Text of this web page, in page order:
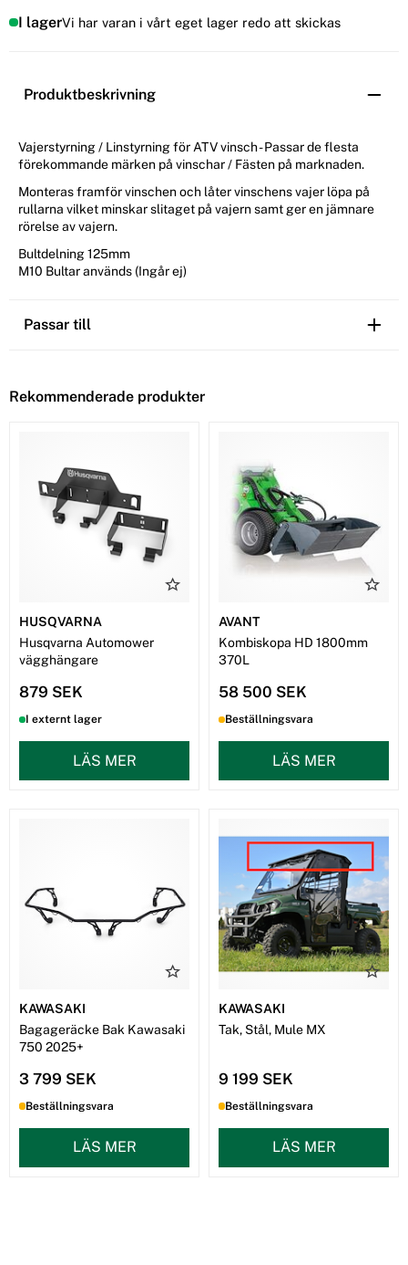
I lagerVi har varan i vårt eget lager redo att skickas
Produktbeskrivning
Vajerstyrning / Linstyrning för ATV vinsch - Passar de flesta
förekommande märken på vinschar / Fästen på marknaden.
Monteras framför vinschen och låter vinschens vajer löpa på
rullarna vilket minskar slitaget på vajern samt ger en jämnare
rörelse av vajern.
Bultdelning 125mm
M10 Bultar används (Ingår ej)
Passar till
Rekommenderade produkter
HUSQVARNA
Husqvarna Automower
vägghängare
879 SEK
I externt lager
LÄS MER
AVANT
Kombiskopa HD 1800mm
370L
58 500 SEK
Beställningsvara
LÄS MER
KAWASAKI
Bagageräcke Bak Kawasaki
750 2025+
3 799 SEK
Beställningsvara
LÄS MER
KAWASAKI
Tak, Stål, Mule MX
9 199 SEK
Beställningsvara
LÄS MER